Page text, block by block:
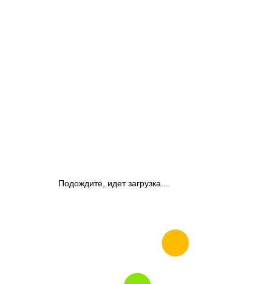
Подождите, идет загрузка...